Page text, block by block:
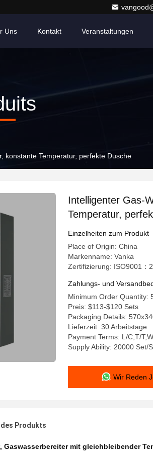
Uns Kontakt Veranstaltungen
konstante Temperatur, perfekte Dusche
Intelligenter Gas-
Temperatur,
Einzelheiten zum Produkt
Place of Origin: China
Markenname: Vanka
Zertifizierung: ISO9001：
Zahlungs- und
Minimum Order Quantity:
Preis: $113-$120 Sets
Packaging Details:
Lieferzeit: 30 Arbeitstage
Payment Terms: L/C,T/
Supply Ability: 20000 Set/
Wir Reden
Produkts
, Gaswasserbereiter mit gleichbleibender